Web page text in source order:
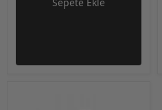
Sepete Ekle